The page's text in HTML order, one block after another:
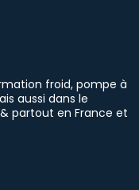
froid, pompe à
aussi dans le
partout en France et